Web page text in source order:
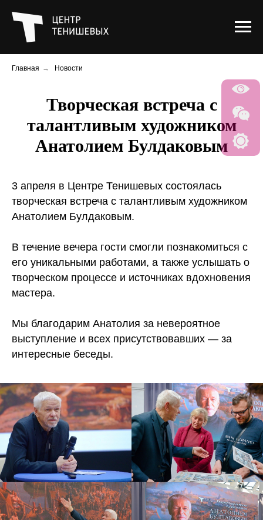
Главная → Новости
Творческая встреча с
талантливым художником
Анатолием Булдаковым
3 апреля в Центре Тенишевых состоялась
творческая встреча с талантливым художником
Анатолием Булдаковым.
В течение вечера гости смогли познакомиться с
его уникальными работами, а также услышать о
творческом процессе и источниках вдохновения
мастера.
Мы благодарим Анатолия за невероятное
выступление и всех присутствовавших — за
интересные беседы.